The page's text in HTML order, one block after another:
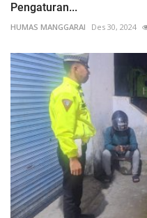
Pengaturan...
HUMAS MANGGARAI Des 30, 2024